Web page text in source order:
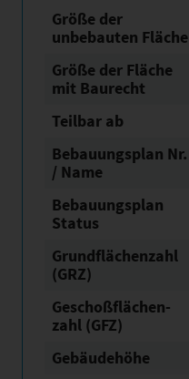
Größe der
unbebauten Fläche
Größe der Fläche
mit Baurecht
Teilbar ab
Bebauungsplan Nr.
/ Name
Bebauungsplan
Status
Grundflächen­zahl
(GRZ)
Geschoßflächen­
zahl (GFZ)
Gebäudehöhe